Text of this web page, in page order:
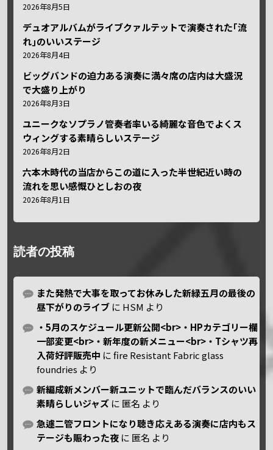
2026年8月5日
デュオアルバムがライブクァルテットで演奏された｢流
れ｣のいいステージ
2026年8月4日
ビッグバンドの迫力ある演奏に満々席の店内は大盛況
で大盛り上がり
2026年8月3日
ユニークなソプラノ管奏者率いる綺麗な音色でよくス
ウィングする素晴らしいステージ
2026年8月2日
六本木時代の当店からこの道に入った半世紀近い時の
流れを思い感慨ひとしおの夜
2026年8月1日
読者の投稿
また発熱で大事を取ってお休みした新緑五月の最後の
昼下がりのライブ に HSM より
・5月のスケジュール更新公開<br>・HPカテゴリー欄
一部変更<br>・新年度の新メニュー<br>・Tシャツ再
入荷好評販売中 にfire Resistant Fabric glass
foundries より
新編成新メンバー新ユニットで臨んだバランスのいい
素晴らしいジャズ に 匿名 より
急遽二管フロントになり聴き応えある演奏に店内もス
テージも賑わった夜 に 匿名 より